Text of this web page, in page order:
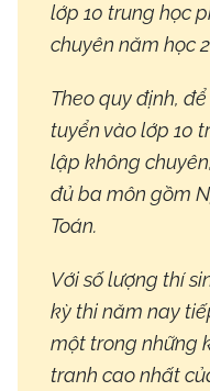
lớp 10 trung học
chuyên năm học
Theo quy định,
tuyển vào lớp 10
lập không
đủ ba môn gồm
Toán.
Với số lượng thí
kỳ thi năm nay
một trong những
tranh cao nhất